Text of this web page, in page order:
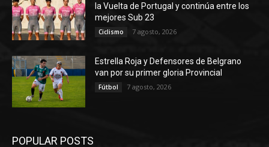
la Vuelta de Portugal y continúa entre los
mejores Sub 23
Ciclismo 7 agosto, 2026
Estrella Roja y Defensores de Belgrano
van por su primer gloria Provincial
Fútbol 7 agosto, 2026
POPULAR POSTS